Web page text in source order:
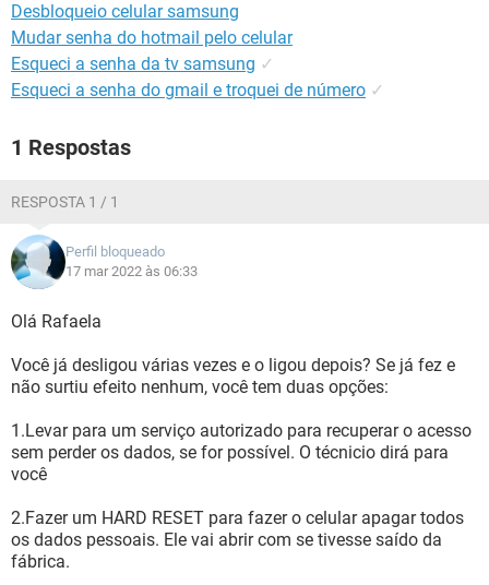
Desbloqueio celular samsung
Mudar senha do hotmail pelo celular
Esqueci a senha da tv samsung ✓
Esqueci a senha do gmail e troquei de número ✓
1 Respostas
RESPOSTA 1 / 1
Perfil bloqueado
17 mar 2022 às 06:33
Olá Rafaela
Você já desligou várias vezes e o ligou depois? Se já fez e
não surtiu efeito nenhum, você tem duas opções:
1.Levar para um serviço autorizado para recuperar o acesso
sem perder os dados, se for possível. O técnicio dirá para
você
2.Fazer um HARD RESET para fazer o celular apagar todos
os dados pessoais. Ele vai abrir com se tivesse saído da
fábrica.